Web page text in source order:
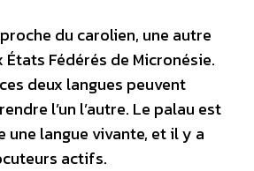
du carolien, une autre
Fédérés de Micronésie.
deux langues peuvent
l’un l’autre. Le palau est
une langue vivante, et il y a
actifs.